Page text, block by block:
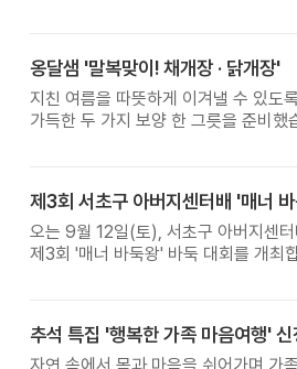
옹달샘 '말복맞이! 채개장 · 닭개장'
지친 여름을 따뜻하게 이겨낼 수 있도
가득한 두 가지 보양 한 그릇을 준비했
오는 9월 12일(토), 서초구 아버지센터
제3회 '매너 바둑왕' 바둑 대회를 개최
추석 특집 '행복한 가족 마음여행' 신